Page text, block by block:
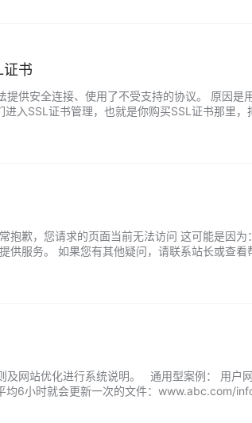
证书
提供安全连接、使用了不受支持的协议。 原因
进入SSL证书管理，也就是你购买SSL证书那
抱歉，您请求的页面当前无法访问 这可能是因
供服务。 如果您有其他疑问，请联系站长或查
及网站优化进行系统说明。 通用型案例： 用
6小时就会更新一次的文件：www.abc.com/